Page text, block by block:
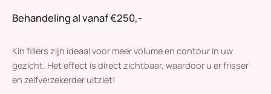
Behandeling al vanaf €250,-
Kin fillers zijn ideaal voor meer volume en contour in uw
gezicht. Het effect is direct zichtbaar, waardoor u er frisser
en zelfverzekerder uitziet!